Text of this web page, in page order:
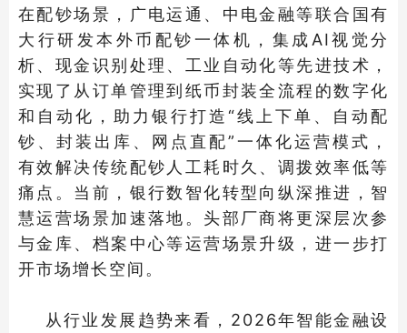
在配钞场景，广电运通、中电金融等联合国有
大行研发本外币配钞一体机，集成AI视觉分
析、现金识别处理、工业自动化等先进技术，
实现了从订单管理到纸币封装全流程的数字化
和自动化，助力银行打造“线上下单、自动配
钞、封装出库、网点直配”一体化运营模式，
有效解决传统配钞人工耗时久、调拨效率低等
痛点。当前，银行数智化转型向纵深推进，智
慧运营场景加速落地。头部厂商将更深层次参
与金库、档案中心等运营场景升级，进一步打
开市场增长空间。
从行业发展趋势来看，2026年智能金融设